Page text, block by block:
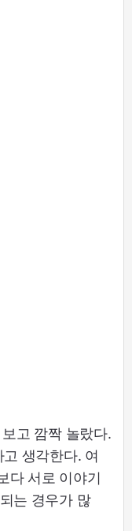
고 깜짝 놀랐다.
생각한다. 여
다 서로 이야기
는 경우가 많